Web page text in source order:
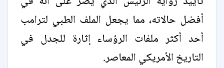
أفضل حالاته، مما يجعل الملف الطبي لترامب
أحد أكثر ملفات الرؤساء إثارة للجدل في
التاريخ الأمريكي المعاصر.